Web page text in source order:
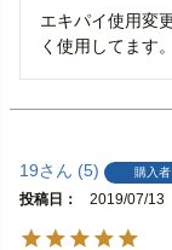
エキパイ使用変
く使用してます
19 5 購入者
投稿日
2019/07/13